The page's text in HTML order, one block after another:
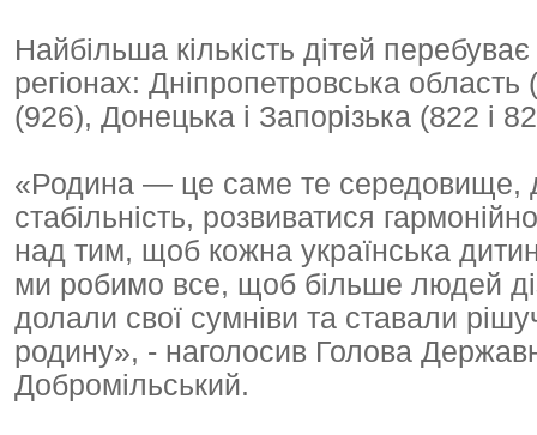
Найбільша кількість дітей
регіонах: Дніпропетровська
(926), Донецька і Запорізька (822 і
«Родина — це саме те середовище,
стабільність, розвиватися
над тим, щоб кожна українська
ми робимо все, щоб більше людей
долали свої сумніви та ставали
родину», - наголосив Голова
Добромільський.